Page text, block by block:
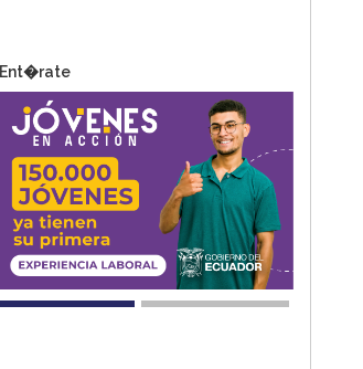
Ent�rate